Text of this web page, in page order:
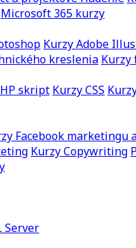
Microsoft 365 kurzy
Kurzy Adobe
kreslenia Kurzy
skript Kurzy CSS
Facebook marketingu
Kurzy Copywriting
Server